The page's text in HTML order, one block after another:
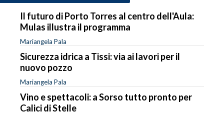
Il futuro di Porto Torres al centro dell'Aula:
Mulas illustra il programma
Mariangela Pala
Sicurezza idrica a Tissi: via ai lavori per il
nuovo pozzo
Mariangela Pala
Vino e spettacoli: a Sorso tutto pronto per
Calici di Stelle